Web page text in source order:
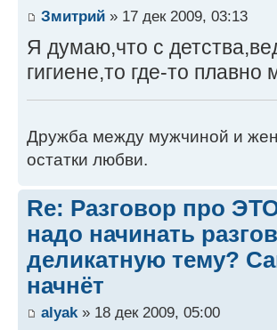
Змитрий » 17 дек 2009, 03:13
Я думаю,что с
гигиене,то где-то
Дружба между мужчиной и
остатки любви.
Re: Разговор про
надо начинать
деликатную тему?
начнёт
alyak » 18 дек 2009, 05:00